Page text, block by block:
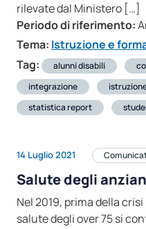
rilevate dal Ministero […]
Periodo di riferimento:
Tema: Istruzione e
Tag:
alunni disabili
integrazione
statistica report
14 Luglio 2021
Salute degli
Nel 2019, prima della
salute degli over 75 si